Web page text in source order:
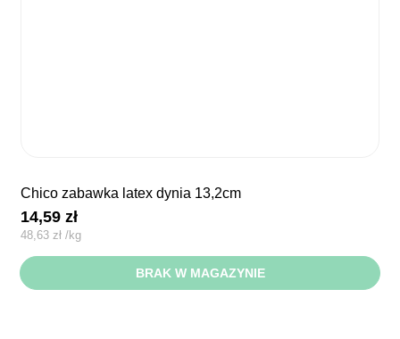
chico zabawka latex dynia 13,2cm
14,59zł
48,63zł /kg
BRAK W MAGAZYNIE